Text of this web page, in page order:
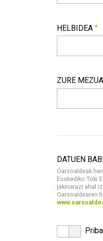
HELBIDEA
ZURE MEZUA
DATUEN
Oarsoaldeak
Euskadiko Toki
jakinarazi ahal
Oarsoaldearen